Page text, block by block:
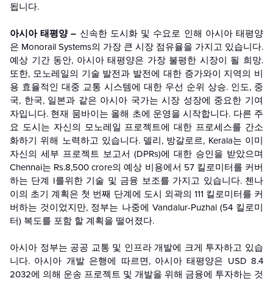
됩니다.
아시아 태평양 – 신속한 도시화 및 수요로 인해 아시아 태평양
은 Monorail Systems의 가장 큰 시장 점유율을 가지고 있습니다.
예상 기간 동안, 아시아 태평양은 가장 불평한 시장이 될 희망.
또한, 모노레일의 기술 발전과 발전에 대한 증가와이 지역의 비
용 효율적인 대중 교통 시스템에 대한 우선 순위 상승. 인도, 중
국, 한국, 일본과 같은 아시아 국가는 시장 성장에 중요한 기여
자입니다. 현재 뭄바이는 올해 초에 운영을 시작합니다. 다른 주
요 도시는 자신의 모노레일 프로젝트에 대한 프로세스를 간소
화하기 위해 노력하고 있습니다. 델리, 방갈로르, Kerala는 이미
자신의 세부 프로젝트 보고서 (DPRs)에 대한 승인을 받았으며
Chennai는 Rs.8,500 crore의 예상 비용에서 57 킬로미터를 커버
하는 단계 I를위한 기술 및 금융 보조를 가지고 있습니다. 첸나
이의 초기 계획은 첫 번째 단계에 도시 외곽의 111 킬로미터를 커
버하는 것이었지만, 정부는 나중에 Vandalur-Puzhal (54 킬로미
터) 복도를 포함 할 계획을 떨어졌다.
아시아 정부는 공공 교통 및 인프라 개발에 크게 투자하고 있습
니다. 아시아 개발 은행에 따르면, 아시아 태평양은 USD 8.4
2032에 의해 운송 프로젝트 및 개발을 위해 금융에 투자하는 것